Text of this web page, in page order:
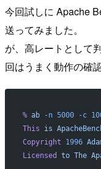
今回試しに Apache
送ってみました。
が、高レートとして
回はうまく動作の確
% ab -n 5000 -c
This is
Copyright 1996
Licensed
to The